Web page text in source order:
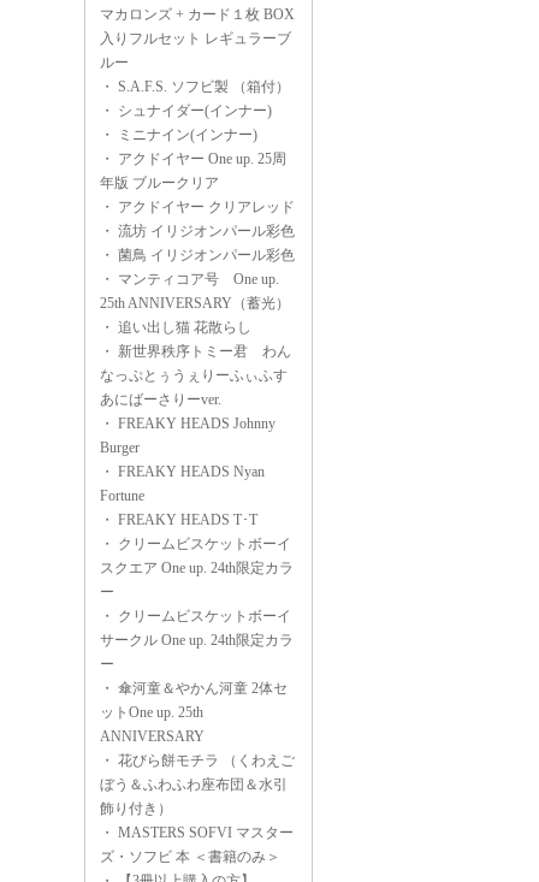
マカロンズ + カード１枚 BOX
入りフルセット レギュラーブ
ルー
・ S.A.F.S. ソフビ製 （箱付）
・ シュナイダー(インナー)
・
ミニナイン(インナー)
・ アクドイヤー One up. 25周
年版 ブルークリア
・ アクドイヤー クリアレッド
・ 流坊 イリジオンパール彩色
・ 菌鳥 イリジオンパール彩色
・ マンティコア号 One up.
25th ANNIVERSARY（蓄光）
・ 追い出し猫 花散らし
・ 新世界秩序トミー君 わん
なっぷとぅうぇりーふぃふす
あにばーさりーver.
・ FREAKY HEADS Johnny
Burger
・ FREAKY HEADS Nyan
Fortune
・ FREAKY HEADS T･T
・ クリームビスケットボーイ
スクエア One up. 24th限定カラ
ー
・ クリームビスケットボーイ
サークル One up. 24th限定カラ
ー
・ 傘河童＆やかん河童 2体セ
ットOne up. 25th
ANNIVERSARY
・ 花びら餅モチラ （くわえご
ぼう＆ふわふわ座布団＆水引
飾り付き）
・ MASTERS SOFVI マスター
ズ・ソフビ 本 ＜書籍のみ＞